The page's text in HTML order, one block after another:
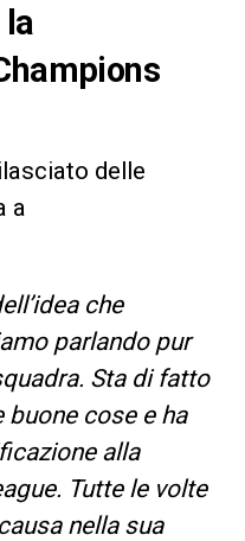
delle
a
che
parlando pur
Sta di fatto
buone cose e ha
alla
Tutte le volte
nella sua